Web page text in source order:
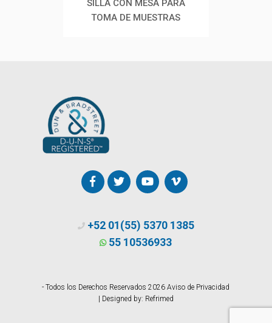
SILLA CON MESA PARA
TOMA DE MUESTRAS
+52 01(55) 5370 1385
55 10536933
- Todos los Derechos Reservados 2026Aviso de Privacidad
| Designed by: Refrimed